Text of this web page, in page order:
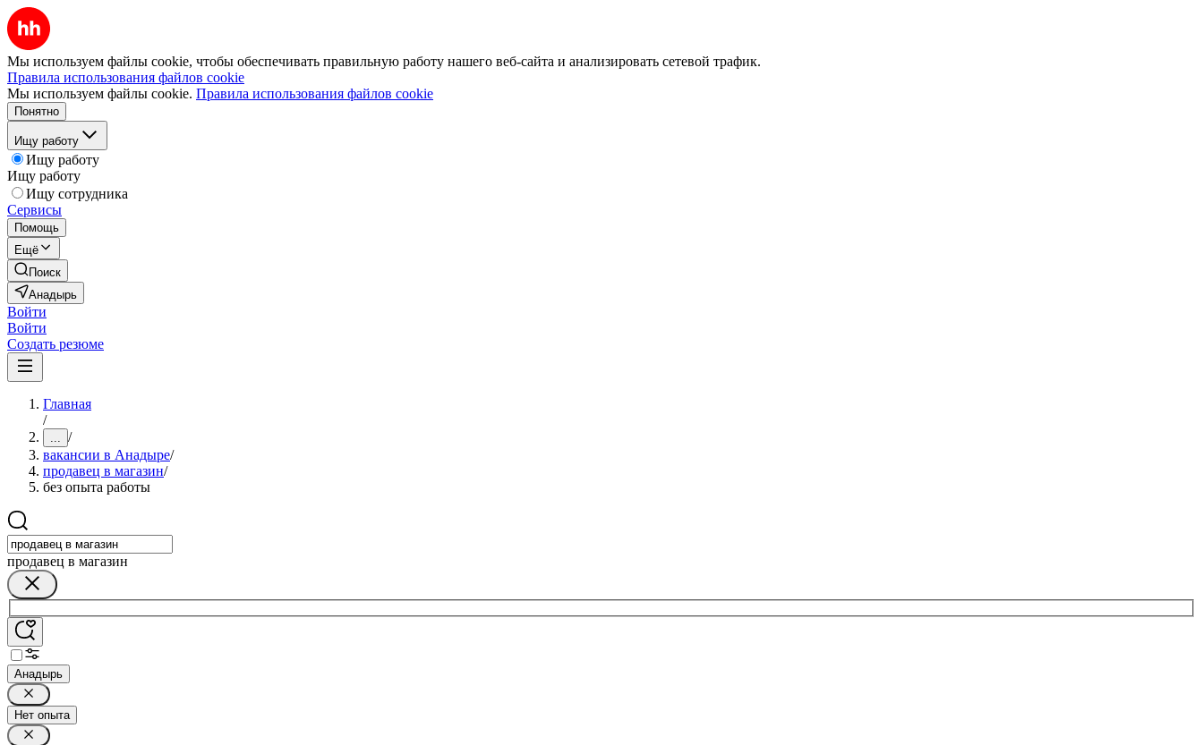
Мы используем файлы cookie, чтобы обеспечивать правильную работу нашего веб-сайта и анализировать сетевой трафик.
Правила использования файлов cookie
Мы используем файлы cookie. Правила использования файлов cookie
Понятно
Ищу работу
Ищу работу
Ищу работу
Ищу сотрудника
Сервисы
Помощь
Ещё
Поиск
Анадырь
Войти
Войти
Создать резюме
Главная
/
... /
вакансии в Анадыре/
продавец в магазин/
без опыта работы
продавец в магазин
Анадырь
Нет опыта